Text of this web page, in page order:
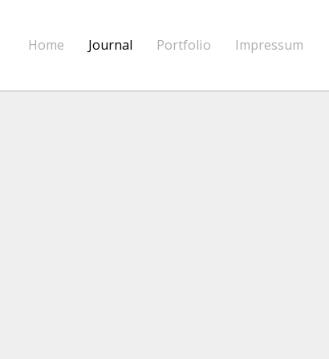
Home Journal Portfolio Impressum